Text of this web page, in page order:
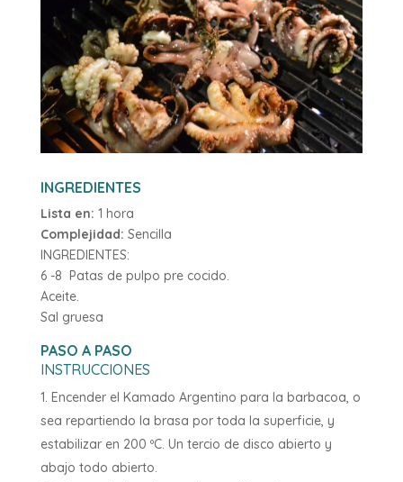
INGREDIENTES
Lista en: 1 hora
Complejidad: Sencilla
INGREDIENTES:
6 -8 Patas de pulpo pre cocido.
Aceite.
Sal gruesa
PASO A PASO
INSTRUCCIONES
Encender el Kamado Argentino para la barbacoa, o
sea repartiendo la brasa por toda la superficie, y
estabilizar en 200 ºC. Un tercio de disco abierto y
abajo todo abierto.